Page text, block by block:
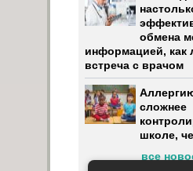
обмена
информацией, как
встреча с врачом
сложнее
школе,
все